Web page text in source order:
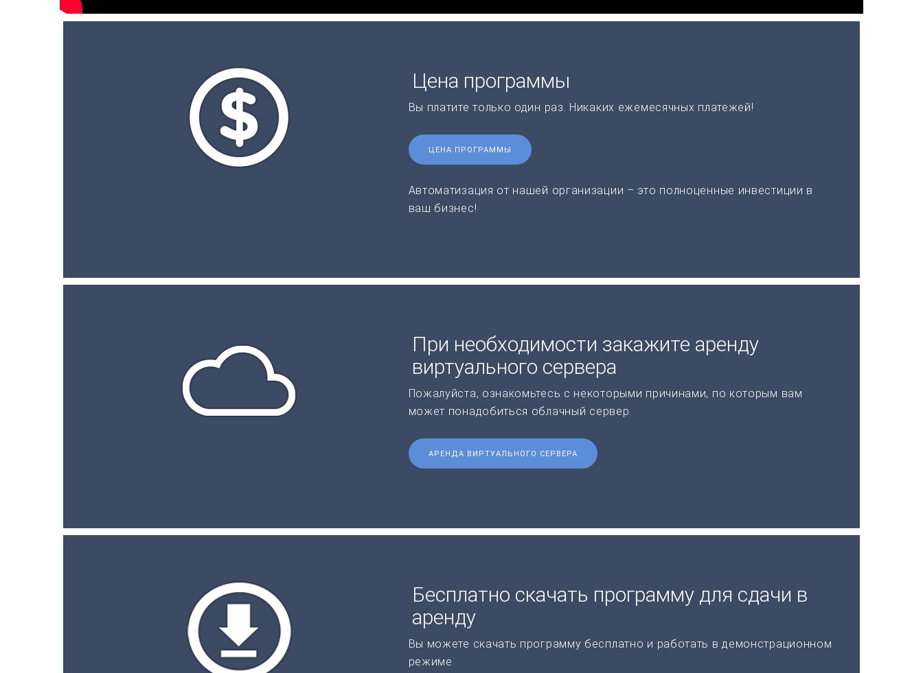
Цена программы
Вы платите только один раз. Никаких ежемесячных платежей!
ЦЕНА ПРОГРАММЫ
Автоматизация от нашей организации – это полноценные инвестиции в
ваш бизнес!
При необходимости закажите аренду
виртуального сервера
Пожалуйста, ознакомьтесь с некоторыми причинами, по которым вам
может понадобиться облачный сервер.
АРЕНДА ВИРТУАЛЬНОГО СЕРВЕРА
Бесплатно скачать программу для сдачи в
аренду
Вы можете скачать программу бесплатно и работать в демонстрационном
режиме